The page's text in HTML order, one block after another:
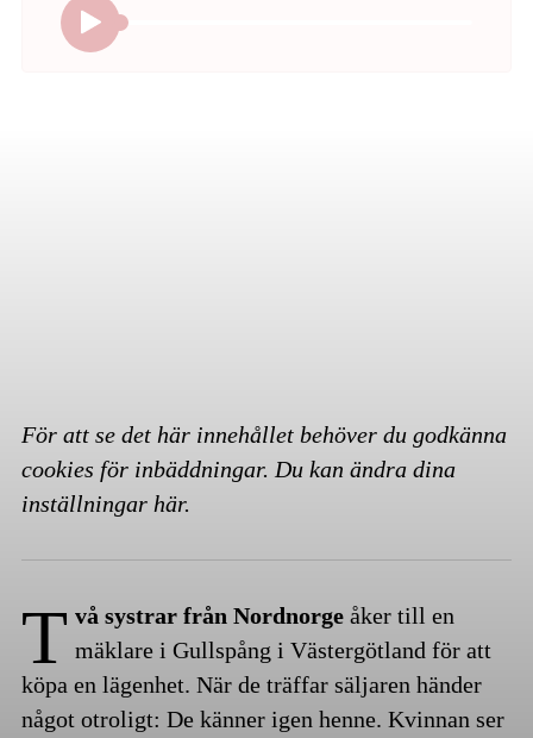
För att se det här innehållet behöver du godkänna
cookies för inbäddningar. Du kan ändra dina
inställningar här.
T vå systrar från Nordnorge åker till en
mäklare i Gullspång i Västergötland för att
köpa en lägenhet. När de träffar säljaren händer
något otroligt: De känner igen henne. Kvinnan ser